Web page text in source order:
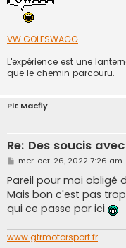
VW.GOLFSWAGG
L'expérience est une
que le chemin parcouru.
Pit Macfly
Re: Des soucis
M
s
s
a
g
e
mer. oct. 26, 2022 7:26 am
Pareil pour moi obligé
Mais bon c'est pas
qui ce passe par ici
www.gtrmotorsport.fr